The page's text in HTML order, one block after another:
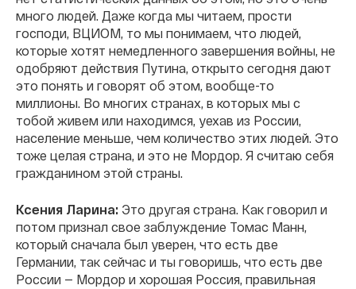
много людей. Даже когда мы читаем, прости
господи, ВЦИОМ, то мы понимаем, что людей,
которые хотят немедленного завершения войны, не
одобряют действия Путина, открыто сегодня дают
это понять и говорят об этом, вообще-то
миллионы. Во многих странах, в которых мы с
тобой живем или находимся, уехав из России,
население меньше, чем количество этих людей. Это
тоже целая страна, и это не Мордор. Я считаю себя
гражданином этой страны.
Ксения Ларина: Это другая страна. Как говорил и
потом признал свое заблуждение Томас Манн,
который сначала был уверен, что есть две
Германии, так сейчас и ты говоришь, что есть две
России — Мордор и хорошая Россия, правильная